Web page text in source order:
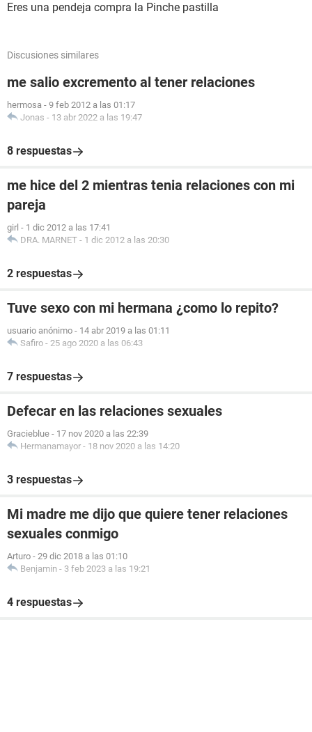
Eres una pendeja compra la Pinche pastilla
Discusiones similares
me salio excremento al tener relaciones
hermosa - 9 feb 2012 a las 01:17
Jonas - 13 abr 2022 a las 19:47
8 respuestas
me hice del 2 mientras tenia relaciones con mi
pareja
girl - 1 dic 2012 a las 17:41
DRA. MARNET - 1 dic 2012 a las 20:30
2 respuestas
Tuve sexo con mi hermana ¿como lo repito?
usuario anónimo - 14 abr 2019 a las 01:11
Safiro - 25 ago 2020 a las 06:43
7 respuestas
Defecar en las relaciones sexuales
Gracieblue - 17 nov 2020 a las 22:39
Hermanamayor - 18 nov 2020 a las 14:20
3 respuestas
Mi madre me dijo que quiere tener relaciones
sexuales conmigo
Arturo - 29 dic 2018 a las 01:10
Benjamin - 3 feb 2023 a las 19:21
4 respuestas